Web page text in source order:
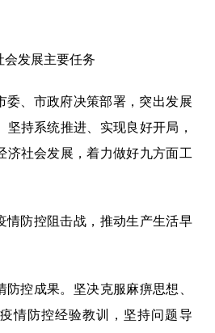
会发展主要任务
委、市政府决策部署，突出发展
坚持系统推进、实现良好开局，
济社会发展，着力做好九方面工
情防控阻击战，推动生产生活早
防控成果。坚决克服麻痹思想、
情防控经验教训，坚持问题导